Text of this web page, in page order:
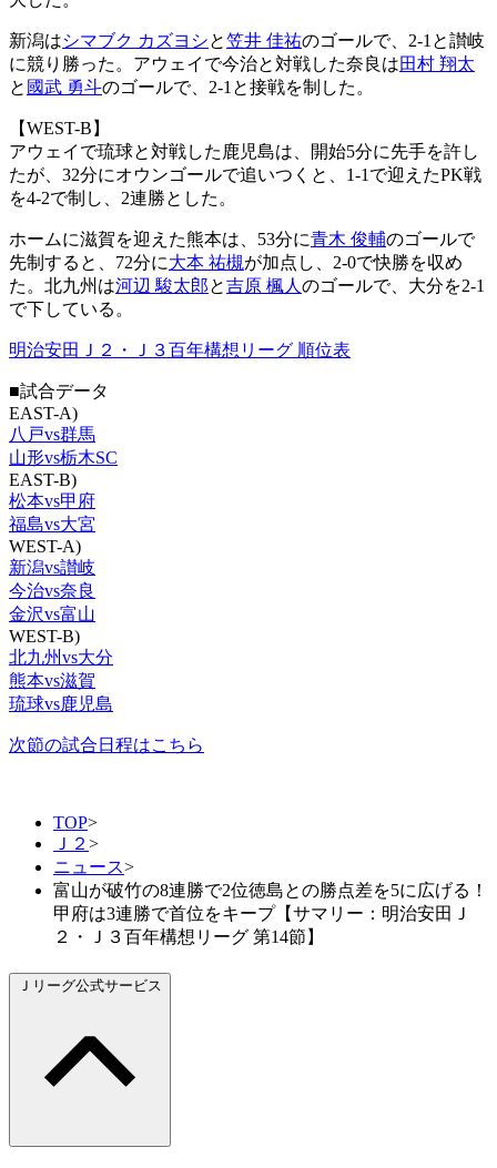
新潟はシマブク カズヨシと笠井 佳祐のゴールで、2-1と讃岐
に競り勝った。アウェイで今治と対戦した奈良は田村 翔太
と 國武 勇斗のゴールで、2-1と接戦を制した。
【WEST-B】
アウェイで琉球と対戦した鹿児島は、開始5分に先手を許し
たが、32分にオウンゴールで追いつくと、1-1で迎えたPK戦
を4-2で制し、2連勝とした。
ホームに滋賀を迎えた熊本は、53分に青木 俊輔のゴールで
先制すると、72分に大本 祐槻が加点し、2-0で快勝を収め
た。北九州は河辺 駿太郎と吉原 楓人 のゴールで、大分を2-1
で下している。
明治安田Ｊ２・Ｊ３百年構想リーグ 順位表
■試合データ
EAST-A)
八戸vs群馬
山形vs栃木SC
EAST-B)
松本vs甲府
福島vs大宮
WEST-A)
新潟vs讃岐
今治vs奈良
金沢vs富山
WEST-B)
北九州vs大分
熊本vs滋賀
琉球vs鹿児島
次節の試合日程はこちら
TOP>
Ｊ２ >
ニュース>
富山が破竹の8連勝で2位徳島との勝点差を5に広げる！
甲府は3連勝で首位をキープ【サマリー：明治安田Ｊ
２・Ｊ３百年構想リーグ 第14節】
Ｊリーグ公式サービス